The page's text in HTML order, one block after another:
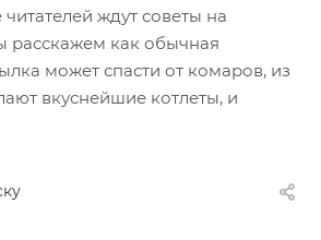
ждут советы на
расскажем как обычная
может спасти от комаров, из
вкуснейшие котлеты, и